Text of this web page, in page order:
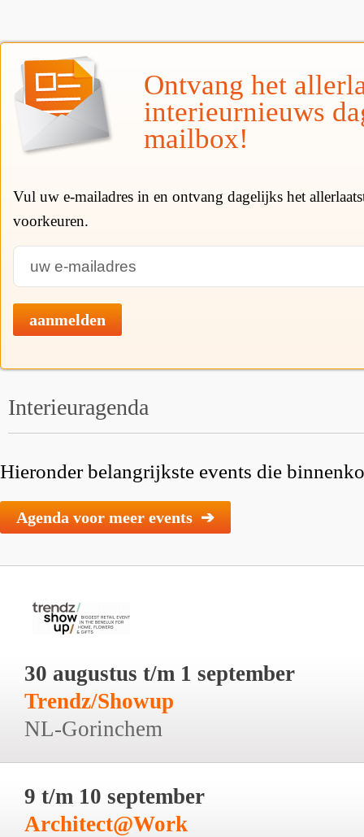
Ontvang het
interieurnieuws
mailbox!
Vul uw e-mailadres in en ontvang dagelijks het
voorkeuren.
aanmelden
Interieuragenda
Hieronder belangrijkste events die
Agenda voor meer events ➔
30 augustus t/m 1 september
Trendz/Showup
NL-Gorinchem
9 t/m 10 september
Architect@Work